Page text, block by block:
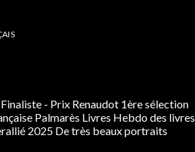
- Prix Renaudot 1ère sélection
Palmarès Livres Hebdo des livres
2025 De très beaux portraits